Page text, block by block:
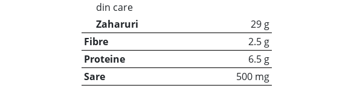
din care
Zaharuri
29 g
Fibre
2.5 g
Proteine
6.5 g
Sare
500 mg